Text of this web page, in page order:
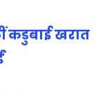
कडुबाई खरात